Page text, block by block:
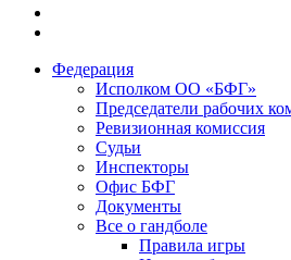
Федерация
Исполком ОО «БФГ»
Председатели рабочих
Ревизионная комиссия
Судьи
Инспекторы
Офис БФГ
Документы
Все о гандболе
Правила игры